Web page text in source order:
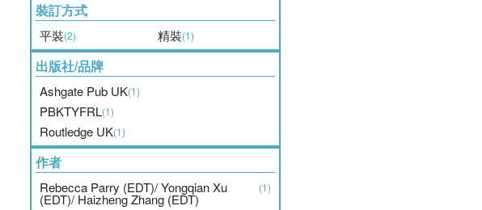
裝訂方式
平裝(2) 精裝(1)
出版社/品牌
Ashgate Pub UK(1)
PBKTYFRL(1)
Routledge UK(1)
作者
Rebecca Parry (EDT)/ Yongqian Xu
(EDT)/ Haizheng Zhang (EDT)
(1)